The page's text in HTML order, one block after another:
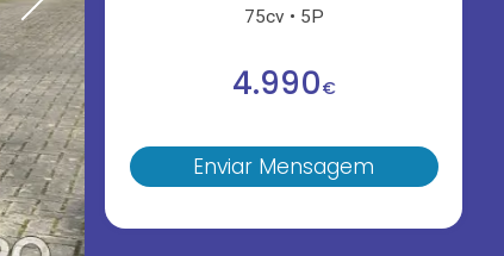
75cv
5P
4.990€
Enviar Mensagem